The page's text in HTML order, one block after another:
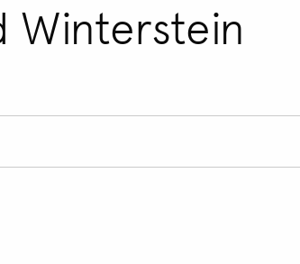
Winterstein